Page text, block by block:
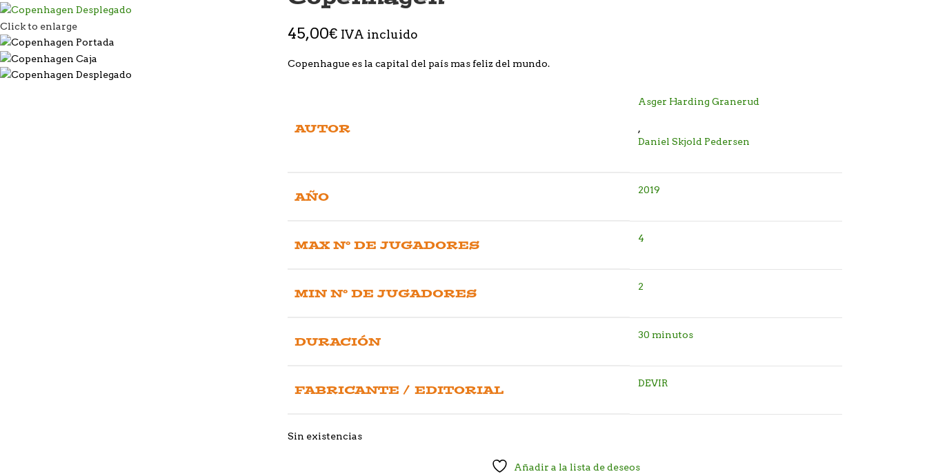
Click to enlarge 45,00€ IVA incluido
Copenhague es la capital del país mas feliz del mundo.
AUTOR
Asger Harding Granerud
,
Daniel Skjold Pedersen
AÑO 2019
MAX Nº DE JUGADORES 4
MIN Nº DE JUGADORES 2
DURACIÓN 30 minutos
FABRICANTE / EDITORIAL DEVIR
Sin existencias
Añadir a la lista de deseos